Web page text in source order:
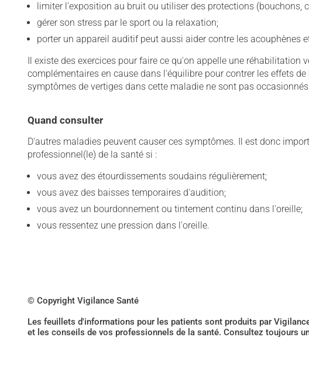
limiter l'exposition au bruit ou utiliser des protections (bouchons,
gérer son stress par le sport ou la relaxation;
porter un appareil auditif peut aussi aider contre les acouphènes
Il existe des exercices pour faire ce qu'on appelle une réhabilitation
complémentaires en cause dans l'équilibre pour contrer les effets
symptômes de vertiges dans cette maladie ne sont pas
Quand consulter
D'autres maladies peuvent causer ces symptômes. Il est donc
professionnel(le) de la santé si :
vous avez des étourdissements soudains régulièrement;
vous avez des baisses temporaires d'audition;
vous avez un bourdonnement ou tintement continu dans l'oreille;
vous ressentez une pression dans l'oreille.
© Copyright Vigilance Santé
Les feuillets d'informations pour les patients sont produits par
et les conseils de vos professionnels de la santé. Consultez toujours